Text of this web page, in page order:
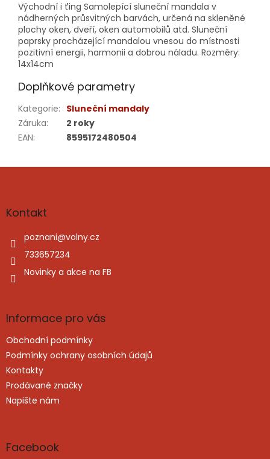
Východní i ťing Samolepící sluneční mandala v
nádherných průsvitných barvách, určená na skleněné
plochy oken, dveří, oken automobilů atd. Sluneční
paprsky procházející mandalou vnesou do místnosti
pozitivní energii, harmonii a dobrou náladu. Rozměry:
14x14cm
Doplňkové parametry
Kategorie: Sluneční mandaly
Záruka:
2 roky
EAN: 8595172480504
Z
aKontakt
poznani@volny.cz
733657234
Novinky a akce na FB
Informace pro vás
Obchodní podmínky
Podmínky ochrany osobních údajů
Kontakty
Prodávané značky
Napište nám
Facebook